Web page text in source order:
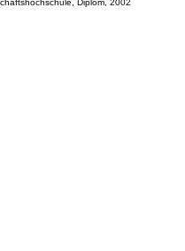
Diplomica GmbH, 2002